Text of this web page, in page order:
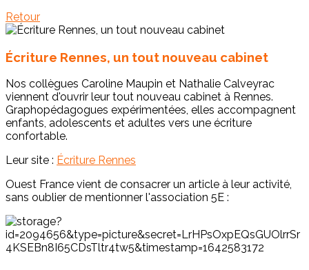
Retour
Écriture Rennes, un tout nouveau cabinet
Nos collègues Caroline Maupin et Nathalie Calveyrac
viennent d'ouvrir leur tout nouveau cabinet à Rennes.
Graphopédagogues expérimentées, elles accompagnent
enfants, adolescents et adultes vers une écriture
confortable.
Leur site : Écriture Rennes
Ouest France vient de consacrer un article à leur activité,
sans oublier de mentionner l'association 5E :